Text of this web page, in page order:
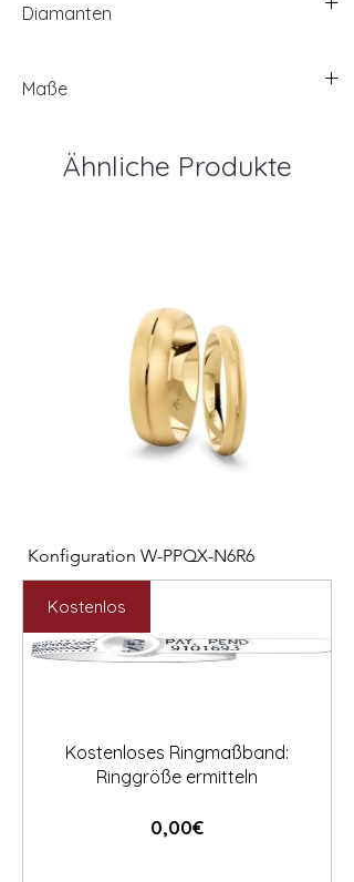
Diamanten
Maße
Ähnliche Produkte
Konfiguration W-PPQX-N6R6
Preis
2.127,00 €
Preis
Kostenlos
Kostenloses Ringmaßband:
Ringgröße ermitteln
0,00€Preis